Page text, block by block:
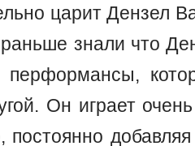
царит Дензел
знали что
перформансы,
Он играет
постоянно